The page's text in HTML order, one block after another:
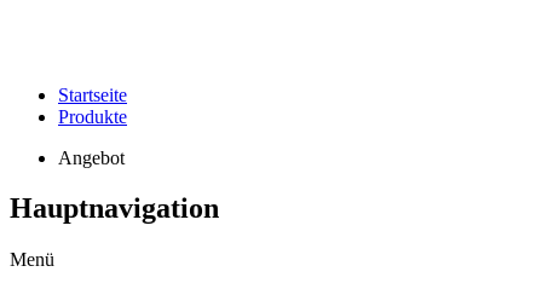
Startseite
Produkte
Angebot
Hauptnavigation
Menü